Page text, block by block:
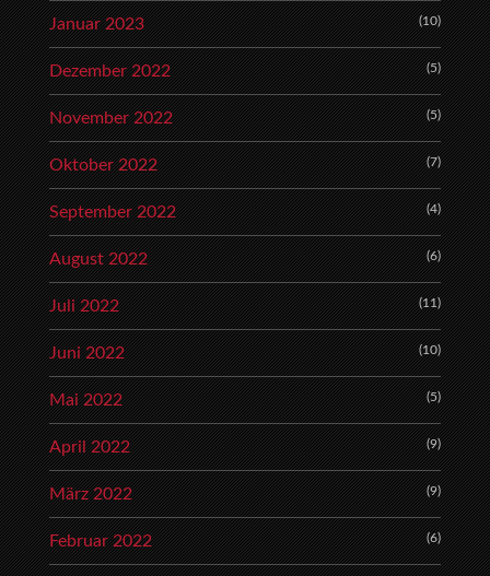
Januar 2023 (10)
Dezember 2022 (5)
November 2022 (5)
Oktober 2022 (7)
September 2022 (4)
August 2022 (6)
Juli 2022 (11)
Juni 2022 (10)
Mai 2022 (5)
April 2022 (9)
März 2022 (9)
Februar 2022 (6)